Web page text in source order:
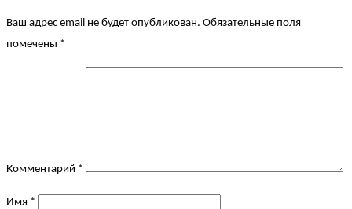
Ваш адрес email не будет опубликован. Обязательные поля
помечены *
Комментарий *
Имя *